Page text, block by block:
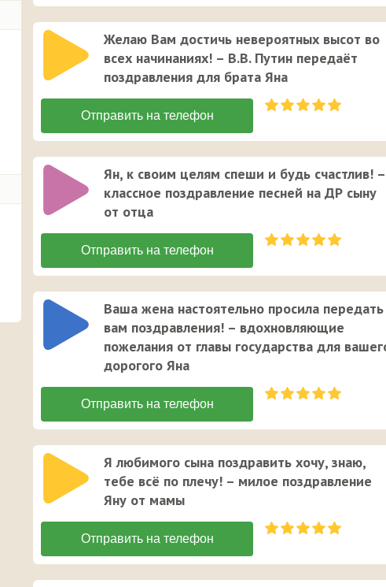
Желаю Вам достичь невероятных высот во
всех начинаниях! – В.В. Путин передаёт
поздравления для брата Яна
Ян, к своим целям спеши и будь счастлив! –
классное поздравление песней на ДР сыну
от отца
Ваша жена настоятельно просила передать
вам поздравления! – вдохновляющие
пожелания от главы государства для
дорогого Яна
Я любимого сына поздравить хочу, знаю,
тебе всё по плечу! – милое поздравление
Яну от мамы